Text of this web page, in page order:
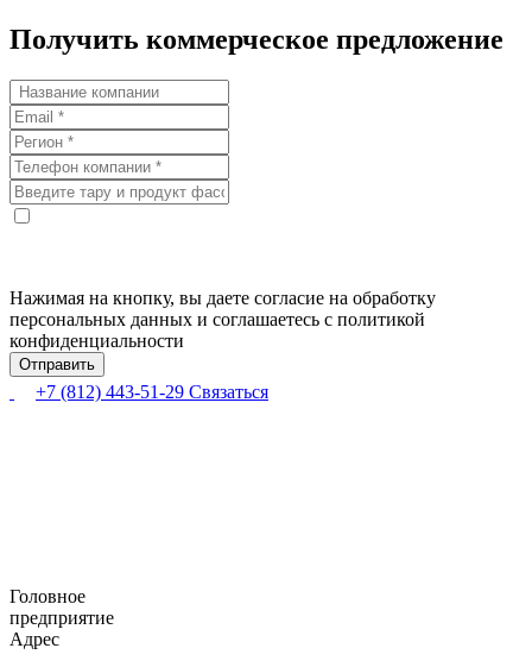
Получить коммерческое предложение
Нажимая на кнопку, вы даете согласие на обработку
персональных данных и соглашаетесь с политикой
конфиденциальности
+7 (812) 443-51-29 Связаться
Головное
предприятие
Адрес